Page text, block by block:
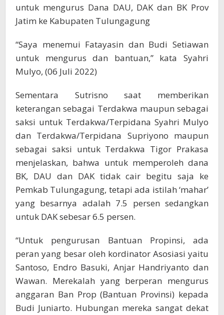
untuk mengurus Dana DAU, DAK dan BK Prov
Jatim ke Kabupaten Tulungagung
“Saya menemui Fatayasin dan Budi Setiawan
untuk mengurus dan bantuan,” kata Syahri
Mulyo, (06 Juli 2022)
Sementara Sutrisno saat memberikan
keterangan sebagai Terdakwa maupun sebagai
saksi untuk Terdakwa/Terpidana Syahri Mulyo
dan Terdakwa/Terpidana Supriyono maupun
sebagai saksi untuk Terdakwa Tigor Prakasa
menjelaskan, bahwa untuk memperoleh dana
BK, DAU dan DAK tidak cair begitu saja ke
Pemkab Tulungagung, tetapi ada istilah ‘mahar’
yang besarnya adalah 7.5 persen sedangkan
untuk DAK sebesar 6.5 persen.
“Untuk pengurusan Bantuan Propinsi, ada
peran yang besar oleh kordinator Asosiasi yaitu
Santoso, Endro Basuki, Anjar Handriyanto dan
Wawan. Merekalah yang berperan mengurus
anggaran Ban Prop (Bantuan Provinsi) kepada
Budi Juniarto. Hubungan mereka sangat dekat